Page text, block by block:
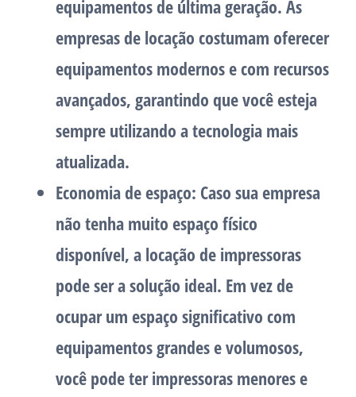
equipamentos de última geração. As
empresas de locação costumam oferecer
equipamentos modernos e com recursos
avançados, garantindo que você esteja
sempre utilizando a tecnologia mais
atualizada.
Economia de espaço: Caso sua empresa
não tenha muito espaço físico
disponível, a locação de impressoras
pode ser a solução ideal. Em vez de
ocupar um espaço significativo com
equipamentos grandes e volumosos,
você pode ter impressoras menores e